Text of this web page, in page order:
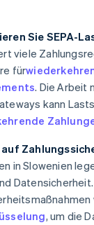
Sie SEPA-
viele
für
. Die Arbeit
kann
in Slowenien
, um die